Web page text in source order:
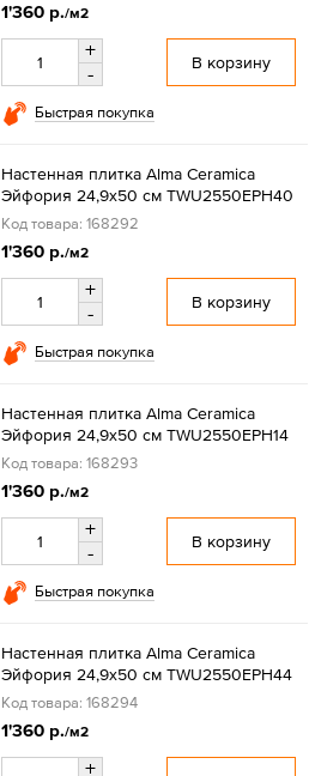
1'360 р./м2
+
-
В корзину
Быстрая покупка
Настенная плитка Alma Ceramica
Эйфория 24,9x50 см TWU2550EPH40
Код товара: 168292
1'360 р./м2
+
-
В корзину
Быстрая покупка
Настенная плитка Alma Ceramica
Эйфория 24,9x50 см TWU2550EPH14
Код товара: 168293
1'360 р./м2
+
-
В корзину
Быстрая покупка
Настенная плитка Alma Ceramica
Эйфория 24,9x50 см TWU2550EPH44
Код товара: 168294
1'360 р./м2
+